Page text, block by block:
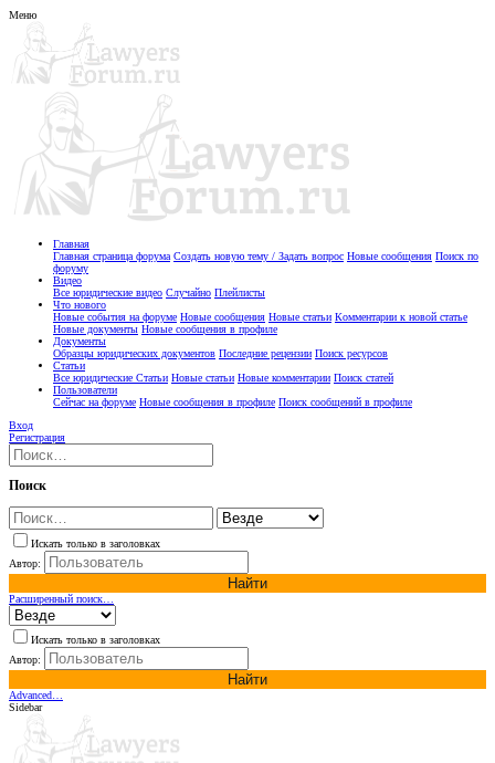
Меню
Главная
Главная страница форума Создать новую тему / Задать вопрос Новые сообщения Поиск по
форуму
Видео
Все юридические видео Случайно Плейлисты
Что нового
Новые события на форуме Новые сообщения Новые статьи Комментарии к новой статье
Новые документы Новые сообщения в профиле
Документы
Образцы юридических документов Последние рецензии Поиск ресурсов
Статьи
Все юридические Статьи Новые статьи Новые комментарии Поиск статей
Пользователи
Сейчас на форуме Новые сообщения в профиле Поиск сообщений в профиле
Вход
Регистрация
Поиск
Искать только в заголовках
Автор:
Найти
Расширенный поиск…
Искать только в заголовках
Автор:
Найти
Advanced…
Sidebar